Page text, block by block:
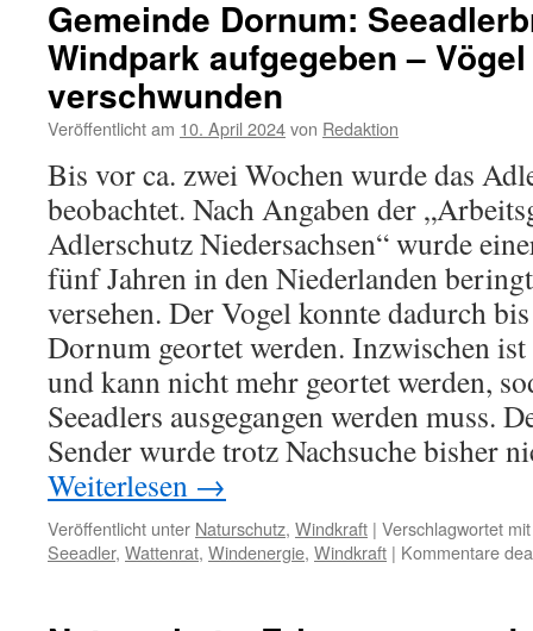
Gemeinde Dornum:
Windpark aufgegeben –
verschwunden
Veröffentlicht am 10. April 2024von Redaktion
Bis vor ca. zwei Wochen wurde das
beobachtet. Nach Angaben der
Adlerschutz Niedersachsen“ wurde
fünf Jahren in den Niederlanden
versehen. Der Vogel konnte dadurch
Dornum geortet werden. Inzwischen ist
und kann nicht mehr geortet werden,
Seeadlers ausgegangen werden muss.
Sender wurde trotz Nachsuche bisher
Weiterlesen →
Veröffentlicht unter Naturschutz, Windkraft | Verschlagwortet mit
Seeadler, Wattenrat, Windenergie, Windkraft | Kommentare